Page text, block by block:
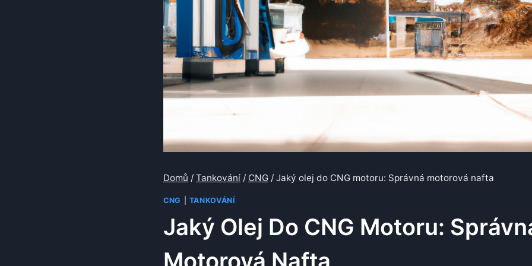
Domů / Tankování / CNG / Jaký olej do CNG motoru: Správná motorová nafta
CNG TANKOVÁNÍ
Jaký Olej Do CNG Motoru: